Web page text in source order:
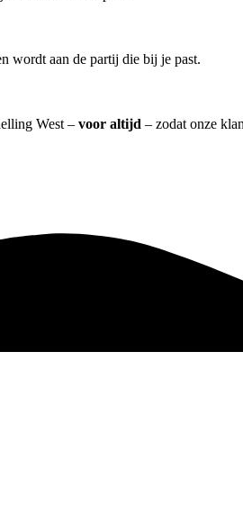
wordt aan de partij die bij je past.
West – voor altijd – zodat onze